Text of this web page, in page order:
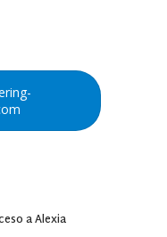
a Alexia